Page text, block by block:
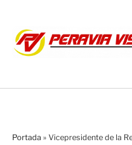
Portada » Vicepresidente de la